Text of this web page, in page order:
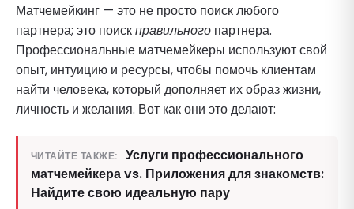
Матчемейкинг — это не просто поиск любого
партнера; это поискправильного партнера.
Профессиональные матчемейкеры используют свой
опыт, интуицию и ресурсы, чтобы помочь клиентам
найти человека, который дополняет их образ жизни,
личность и желания. Вот как они это делают:
ЧИТАЙТЕ ТАКЖЕ:
Услуги профессионального
матчемейкера vs. Приложения для знакомств:
Найдите свою идеальную пару